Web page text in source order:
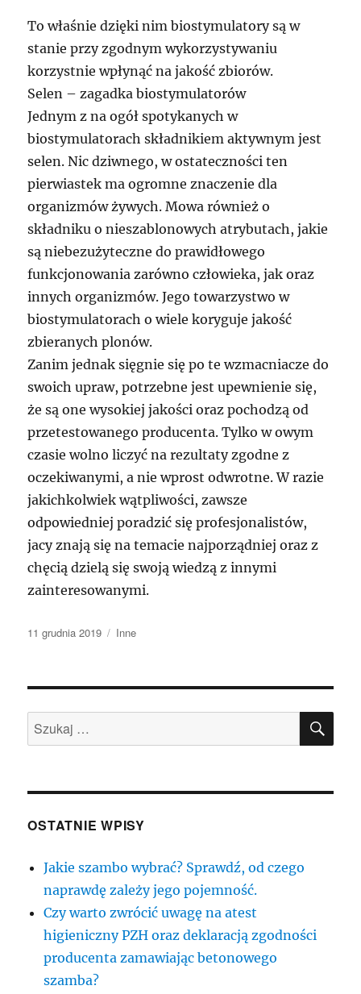
To właśnie dzięki nim biostymulatory są w
stanie przy zgodnym wykorzystywaniu
korzystnie wpłynąć na jakość zbiorów.
Selen – zagadka biostymulatorów
Jednym z na ogół spotykanych w
biostymulatorach składnikiem aktywnym jest
selen. Nic dziwnego, w ostateczności ten
pierwiastek ma ogromne znaczenie dla
organizmów żywych. Mowa również o
składniku o nieszablonowych atrybutach, jakie
są niebezużyteczne do prawidłowego
funkcjonowania zarówno człowieka, jak oraz
innych organizmów. Jego towarzystwo w
biostymulatorach o wiele koryguje jakość
zbieranych plonów.
Zanim jednak sięgnie się po te wzmacniacze do
swoich upraw, potrzebne jest upewnienie się,
że są one wysokiej jakości oraz pochodzą od
przetestowanego producenta. Tylko w owym
czasie wolno liczyć na rezultaty zgodne z
oczekiwanymi, a nie wprost odwrotne. W razie
jakichkolwiek wątpliwości, zawsze
odpowiedniej poradzić się profesjonalistów,
jacy znają się na temacie najporządniej oraz z
chęcią dzielą się swoją wiedzą z innymi
zainteresowanymi.
Data
11 grudnia 2019 Kategorie
Inne
Szukaj:
OSTATNIE WPISY
Jakie szambo wybrać? Sprawdź, od czego
naprawdę zależy jego pojemność.
Czy warto zwrócić uwagę na atest
higieniczny PZH oraz deklaracją zgodności
producenta zamawiając betonowego
szamba?